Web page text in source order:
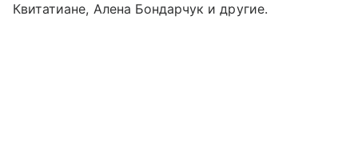
Квитатиане, Алена Бондарчук и другие.